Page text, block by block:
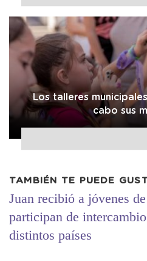
Los talleres
cabo sus
TAMBIÉN TE PUEDE
Juan recibió a jóvenes
participan de
distintos países